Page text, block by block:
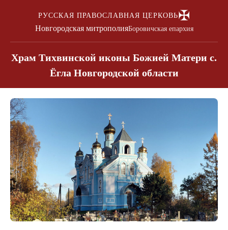
РУССКАЯ ПРАВОСЛАВНАЯ ЦЕРКОВЬ✠
Новгородская митрополияБоровичская епархия
Храм Тихвинской иконы Божией Матери с.
Ёгла Новгородской области